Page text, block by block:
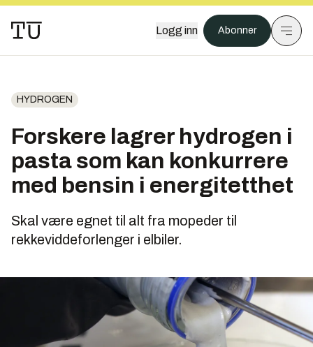
Logg inn Abonner
HYDROGEN
Forskere lagrer hydrogen i
pasta som kan konkurrere
med bensin i energitetthet
Skal være egnet til alt fra mopeder til
rekkeviddeforlenger i elbiler.